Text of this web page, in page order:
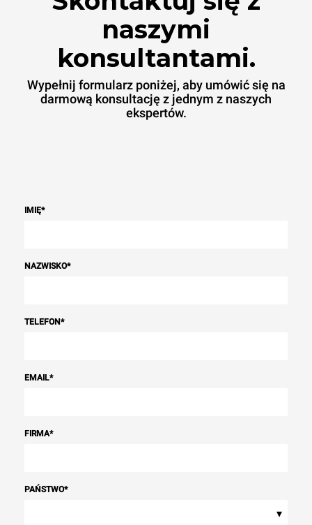
naszymi
konsultantami.
Wypełnij formularz poniżej, aby umówić się na
darmową konsultację z jednym z naszych
ekspertów.
IMIĘ*
NAZWISKO*
TELEFON*
EMAIL*
FIRMA*
PAŃSTWO*
▾